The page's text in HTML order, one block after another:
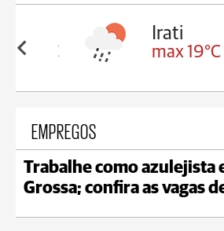
18°C
Irati
max 19°C
EMPREGOS
Trabalhe como azulejista
Grossa; confira as vagas